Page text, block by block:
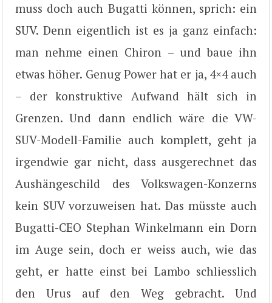
muss doch auch Bugatti können, sprich: ein
SUV. Denn eigentlich ist es ja ganz einfach:
man nehme einen Chiron – und baue ihn
etwas höher. Genug Power hat er ja, 4×4 auch
– der konstruktive Aufwand hält sich in
Grenzen. Und dann endlich wäre die VW-
SUV-Modell-Familie auch komplett, geht ja
irgendwie gar nicht, dass ausgerechnet das
Aushängeschild des Volkswagen-Konzerns
kein SUV vorzuweisen hat. Das müsste auch
Bugatti-CEO Stephan Winkelmann ein Dorn
im Auge sein, doch er weiss auch, wie das
geht, er hatte einst bei Lambo schliesslich
den Urus auf den Weg gebracht. Und